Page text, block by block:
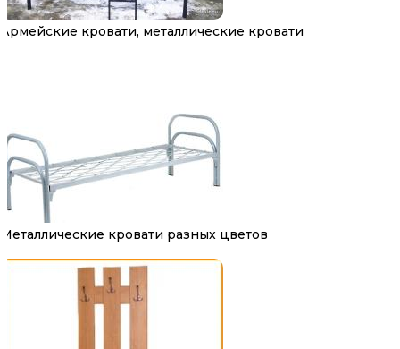
Армейские кровати, металлические кровати
Металлические кровати разных цветов